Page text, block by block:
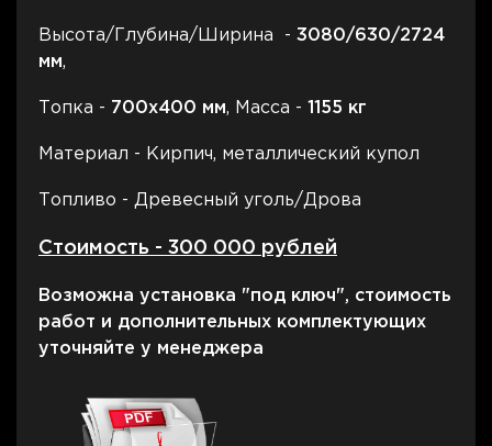
Высота/Глубина/Ширина - 3080/630/2724
мм,
Топка - 700х400 мм, Масса - 1155 кг
Материал - Кирпич, металлический купол
Топливо - Древесный уголь/Дрова
Стоимость - 300 000 рублей
Возможна установка "под ключ", стоимость
работ и дополнительных комплектующих
уточняйте у менеджера